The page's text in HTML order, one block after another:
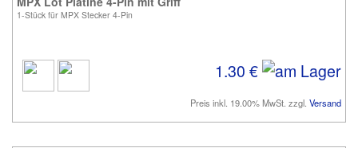
1-Stück für MPX Stecker 4-Pin
1.30 €
Preis inkl. 19.00% MwSt. zzgl. Versand